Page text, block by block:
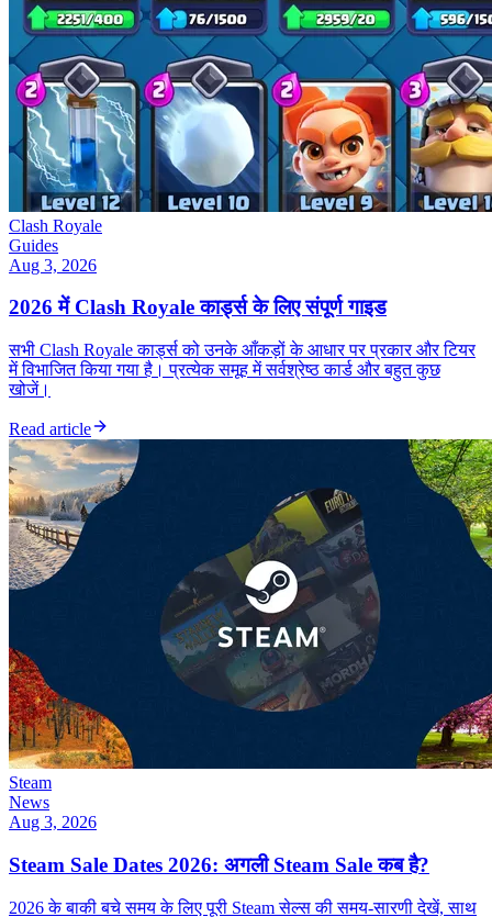
Clash Royale
Guides
Aug 3, 2026
2026 में Clash Royale कार्ड्स के लिए संपूर्ण गाइड
सभी Clash Royale कार्ड्स को उनके आँकड़ों के आधार पर प्रकार और टियर
में विभाजित किया गया है। प्रत्येक समूह में सर्वश्रेष्ठ कार्ड और बहुत कुछ
खोजें।
Read article
Steam
News
Aug 3, 2026
Steam Sale Dates 2026: अगली Steam Sale कब है?
2026 के बाकी बचे समय के लिए पूरी Steam सेल्स की समय-सारणी देखें, साथ